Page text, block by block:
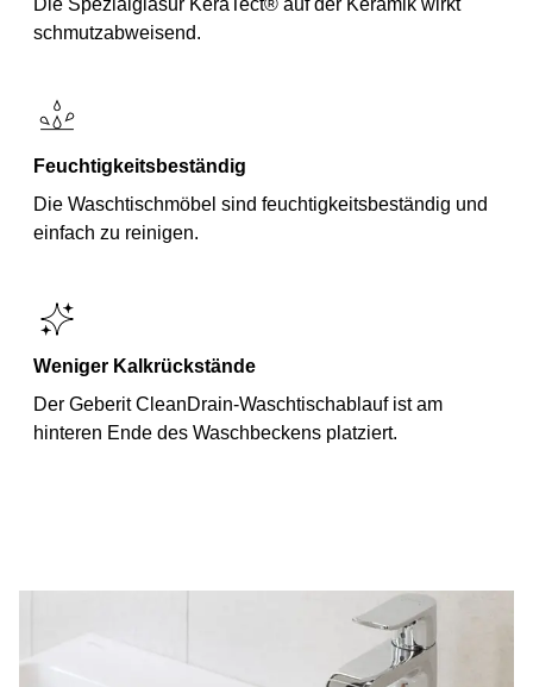
Die Spezialglasur KeraTect® auf der Keramik wirkt
schmutzabweisend.
Feuchtigkeitsbeständig
Die Waschtischmöbel sind feuchtigkeitsbeständig und
einfach zu reinigen.
Weniger Kalkrückstände
Der Geberit CleanDrain-Waschtischablauf ist am
hinteren Ende des Waschbeckens platziert.